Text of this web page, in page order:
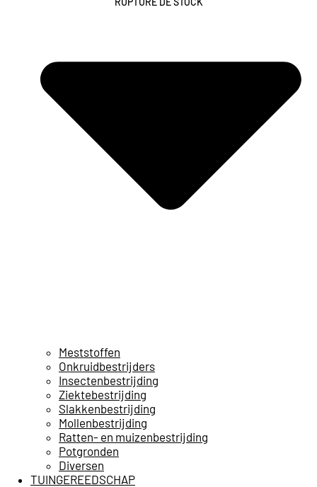
Meststoffen
Onkruidbestrijders
Insectenbestrijding
Ziektebestrijding
Slakkenbestrijding
Mollenbestrijding
Ratten- en muizenbestrijding
Potgronden
Diversen
TUINGEREEDSCHAP